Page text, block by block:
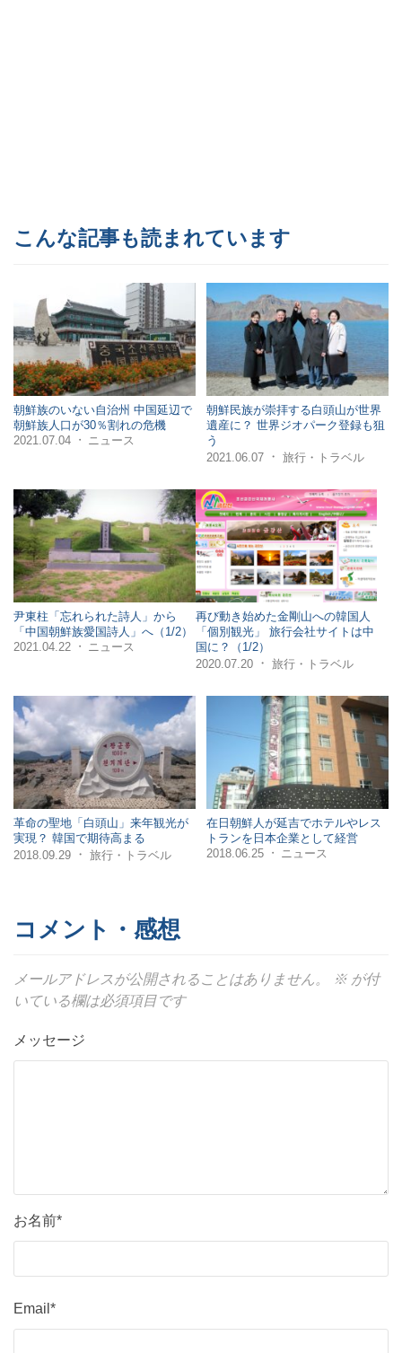
こんな記事も読まれています
朝鮮族のいない自治州 中国延辺で
朝鮮族人口が30％割れの危機
2021.07.04
・ ニュース
朝鮮民族が崇拝する白頭山が世界
遺産に？ 世界ジオパーク登録も狙
う
2021.06.07 ・旅行・トラベル
尹東柱「忘れられた詩人」から
「中国朝鮮族愛国詩人」へ（1/2）
2021.04.22
・ ニュース
再び動き始めた金剛山への韓国人
「個別観光」 旅行会社サイトは中
国に？（1/2）
2020.07.20 ・ 旅行・トラベル
革命の聖地「白頭山」来年観光が
実現？ 韓国で期待高まる
2018.09.29 ・ 旅行・トラベル
在日朝鮮人が延吉でホテルやレス
トランを日本企業として経営
2018.06.25
・ ニュース
コメント・感想
メールアドレスが公開されることはありません。 ※ が付
いている欄は必須項目です
メッセージ
お名前*
Email*